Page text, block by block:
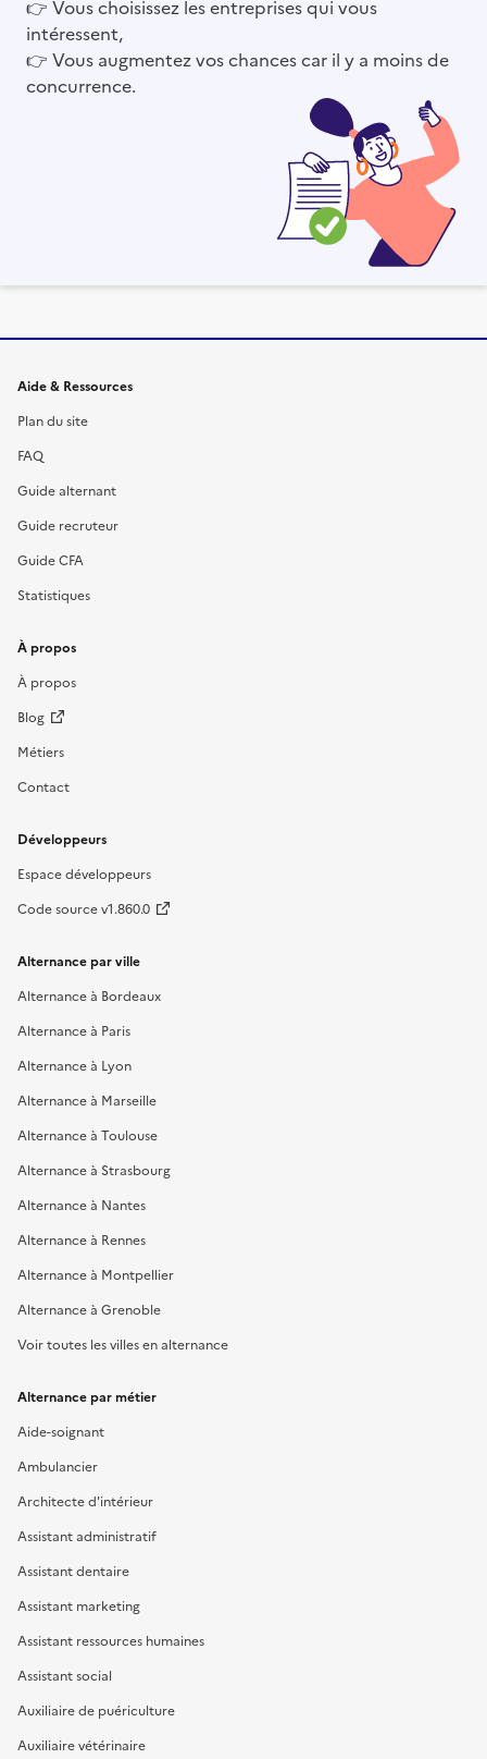
👉 Vous choisissez les entreprises qui vous
intéressent,
👉 Vous augmentez vos chances car il y a moins de
concurrence.
Informations et liens du site
Aide & Ressources
Plan du site
FAQ
Guide alternant
Guide recruteur
Guide CFA
Statistiques
À propos
À propos
Blog
Métiers
Contact
Développeurs
Espace développeurs
Code source v1.860.0
Alternance par ville
Alternance à Bordeaux
Alternance à Paris
Alternance à Lyon
Alternance à Marseille
Alternance à Toulouse
Alternance à Strasbourg
Alternance à Nantes
Alternance à Rennes
Alternance à Montpellier
Alternance à Grenoble
Voir toutes les villes en alternance
Alternance par métier
Aide-soignant
Ambulancier
Architecte d'intérieur
Assistant administratif
Assistant dentaire
Assistant marketing
Assistant ressources humaines
Assistant social
Auxiliaire de puériculture
Auxiliaire vétérinaire